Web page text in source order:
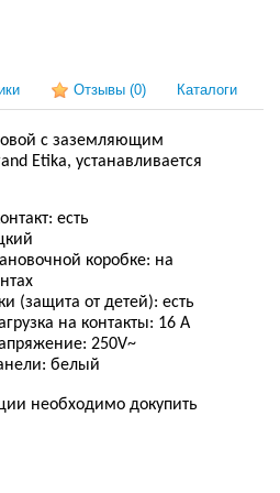
Отзывы (0) Каталоги
с заземляющим
Etika, устанавливается
есть
коробке: на
(защита от детей): есть
на контакты: 16 А
250V~
белый
необходимо докупить